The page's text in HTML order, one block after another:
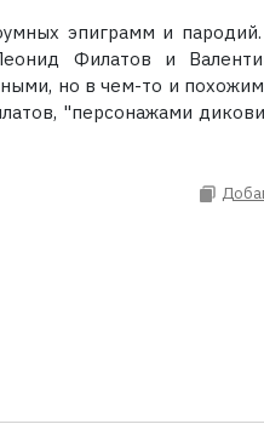
эпиграмм и
Филатов и
но в чем-то и
"персонажами